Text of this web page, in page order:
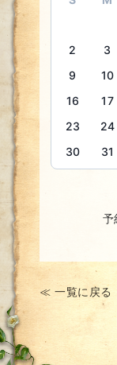
2
3
9
10
16
17
23
24
30
31
予
≪ 一覧に戻る